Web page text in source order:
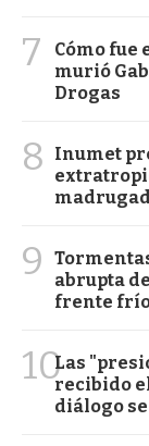
7
Cómo fue
murió
Drogas
8
Inumet
9
abrupta
frente
10Las
recibido
diálogo